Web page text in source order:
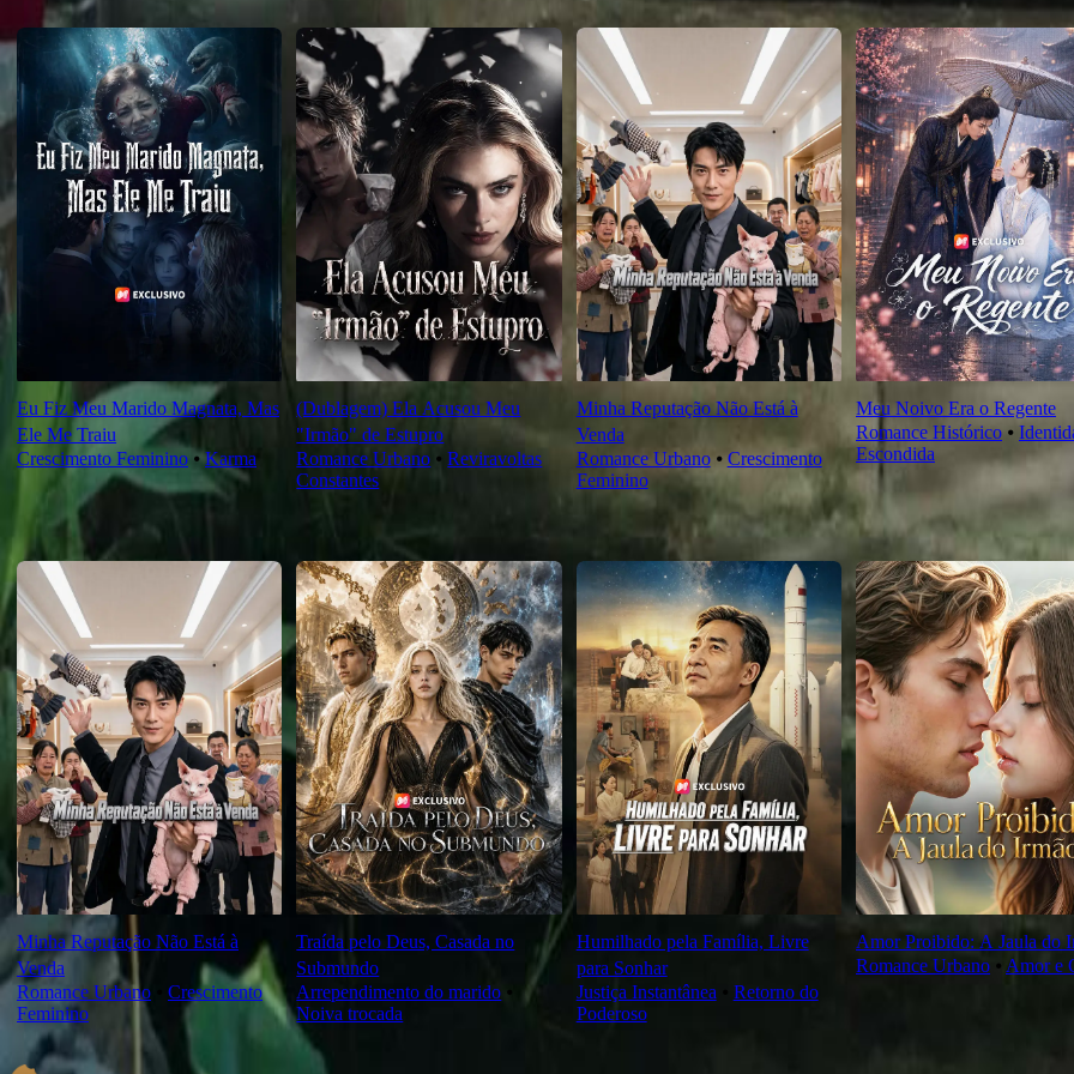
Recomendado para você
Eu Fiz Meu Marido Magnata, Mas
Ele Me Traiu
Crescimento Feminino ⦁Karma
(Dublagem) Ela Acusou Meu
"Irmão" de Estupro
Romance Urbano ⦁Reviravoltas
Constantes
Minha Reputação Não Está à
Venda
Romance Urbano⦁ Crescimento
Feminino
Meu Noivo Era o Regente
Romance Histórico⦁
Escondida
Novas Para Você
Minha Reputação Não Está à
Venda
Romance Urbano
Crescimento
Feminino
Traída pelo Deus, Casada no
Submundo
Arrependimento do marido ⦁
Noiva trocada
Humilhado pela Família, Livre
para Sonhar
Justiça Instantânea
Retorno do
Poderoso
Amor Proibido: A Jaula do
Romance Urbano⦁ Amor e